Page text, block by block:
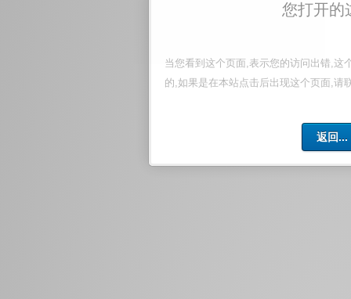
您打开的
当您看到这个页面,表示您的访问出错,这
的,如果是在本站点击后出现这个页面,请
返回...